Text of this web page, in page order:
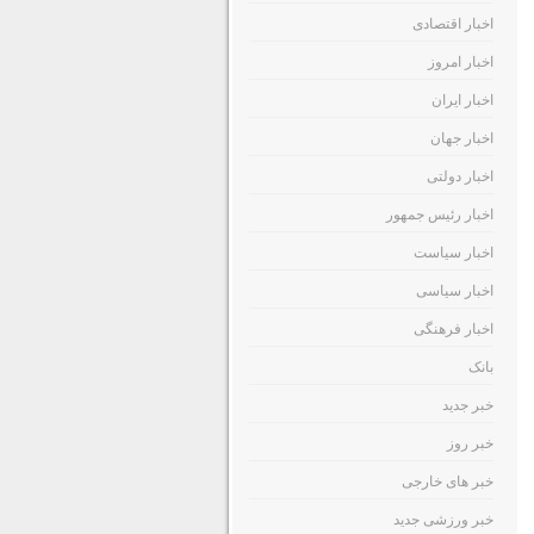
اخبار اقتصادی
اخبار امروز
اخبار ایران
اخبار جهان
اخبار دولتی
اخبار رئیس جمهور
اخبار سیاست
اخبار سیاسی
اخبار فرهنگی
بانک
خبر جدید
خبر روز
خبر های خارجی
خبر ورزشی جدید